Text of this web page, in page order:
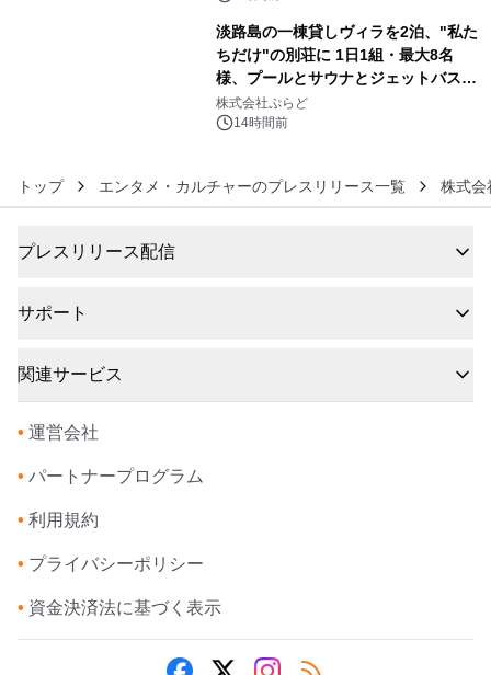
淡路島の一棟貸しヴィラを2泊、"私た
ちだけ"の別荘に 1日1組・最大8名
様、プールとサウナとジェットバス付
きで Villa Mon Temps AWAJIの連泊
素泊りプラン
株式会社ぷらど
14時間前
トップ エンタメ・カルチャーのプレスリリース一覧 株式会
プレスリリース配信
サポート
関連サービス
• 運営会社
• パートナープログラム
• 利用規約
• プライバシーポリシー
• 資金決済法に基づく表示